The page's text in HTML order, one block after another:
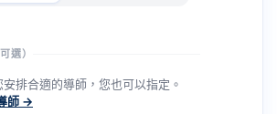
選）
排合適的導師，您也可以指定。
師 →